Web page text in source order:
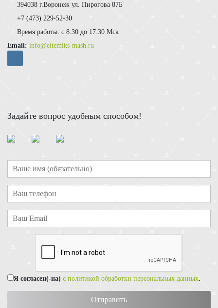
394038 г.Воронеж ул. Пирогова 87Б
+7 (473) 229-52-30
Время работы: с 8.30 до 17.30 Мск
Email: info@eltemiks-mash.ru
Задайте вопрос удобным способом!
Я согласен(-на) с политикой обработки персональных данных.